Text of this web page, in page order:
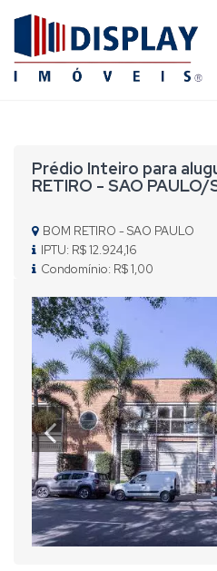
Prédio Inteiro para
RETIRO - SAO PAULO/
BOM RETIRO - SAO PAULO
IPTU: R$ 12.924,16
Condomínio: R$ 1,00
Previous